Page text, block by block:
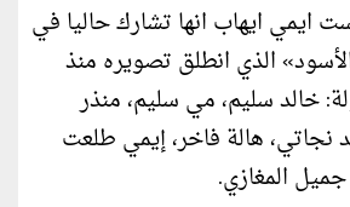
ايمي ايهاب انها تشارك حاليا في
الذي انطلق تصويره منذ
خالد سليم، مي سليم، منذر
نجاتي، هالة فاخر، إيمي طلعت
المغازي.